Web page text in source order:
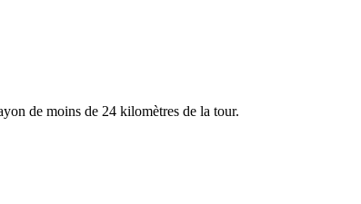
de moins de 24 kilomètres de la tour.